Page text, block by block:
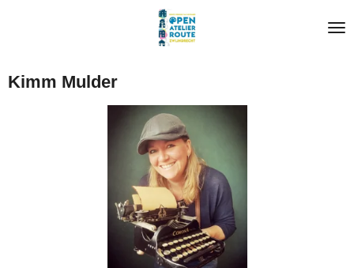
de
hoofdinhoud
Kimm Mulder